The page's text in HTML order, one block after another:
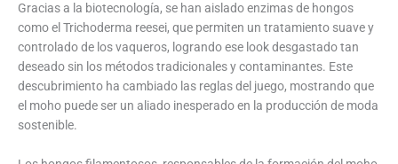
Gracias a la biotecnología, se han aislado enzimas de hongos
como el Trichoderma reesei, que permiten un tratamiento suave y
controlado de los vaqueros, logrando ese look desgastado tan
deseado sin los métodos tradicionales y contaminantes. Este
descubrimiento ha cambiado las reglas del juego, mostrando que
el moho puede ser un aliado inesperado en la producción de moda
sostenible.